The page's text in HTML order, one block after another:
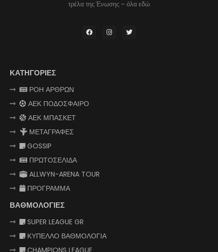
τρέλα της Ένωσης – όλα εδώ
ΚΑΤΗΓΟΡΙΕΣ
ΡΟΗ ΑΡΘΡΩΝ
ΑΕΚ ΠΟΔΟΣΦΑΙΡΟ
ΑΕΚ ΜΠΑΣΚΕΤ
ΜΕΤΑΓΡΑΦΕΣ
GOSSIP
ΠΡΩΤΟΣΕΛΙΔΑ
ALLWYN-ARENA TOUR
ΠΡΟΓΡΑΜΜΑ
ΒΑΘΜΟΛΟΓΙΕΣ
SUPER LEAGUE GR
ΚΥΠΕΛΛΟ ΒΑΘΜΟΛΟΓΙΑ
CHAMPIONS LEAGUE